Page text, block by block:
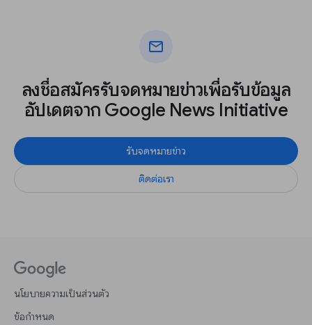
mail
ลงชื่อสมัครรับจดหมายข่าวเพื่อรับข้อมูล
อัปเดตจาก Google News Initiative
รับจดหมายข่าว
ติดต่อเรา
นโยบายความเป็นส่วนตัว
ข้อกำหนด